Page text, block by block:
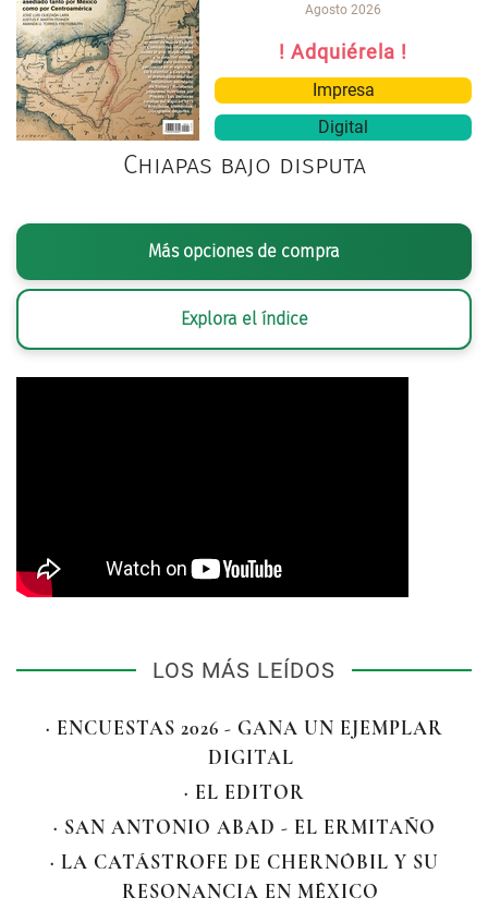
Agosto 2026
! Adquiérela !
Impresa
Digital
Chiapas bajo disputa
Más opciones de compra
Explora el índice
LOS MÁS LEÍDOS
· ENCUESTAS 2026 - GANA UN EJEMPLAR
DIGITAL
· EL EDITOR
· SAN ANTONIO ABAD - EL ERMITAÑO
· LA CATÁSTROFE DE CHERNÓBIL Y SU
RESONANCIA EN MÉXICO